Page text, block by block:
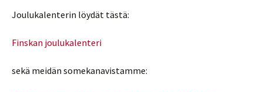
Joulukalenterin löydät tästä:
Finskan joulukalenteri
sekä meidän somekanavistamme: